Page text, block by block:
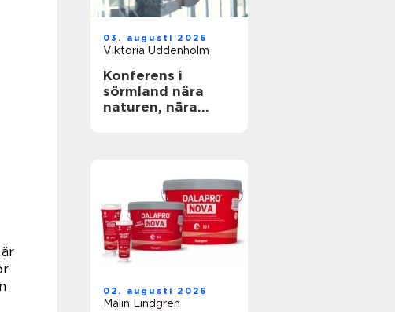
03. augusti 2026
Viktoria Uddenholm
Konferens i
sörmland nära
naturen, nära
02. augusti 2026
Malin Lindgren